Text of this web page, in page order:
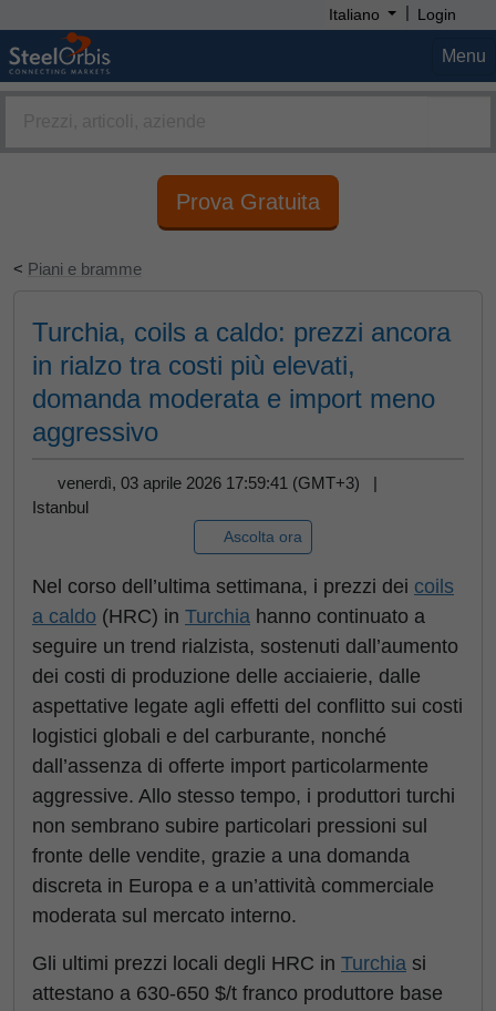
Italiano | Login
Menu
Prova Gratuita
< Piani e bramme
Turchia, coils a caldo: prezzi ancora
in rialzo tra costi più elevati,
domanda moderata e import meno
aggressivo
venerdì, 03 aprile 2026 17:59:41 (GMT+3) |
Istanbul
Ascolta ora
Nel corso dell’ultima settimana, i prezzi dei coils
a caldo (HRC) in Turchia hanno continuato a
seguire un trend rialzista, sostenuti dall’aumento
dei costi di produzione delle acciaierie, dalle
aspettative legate agli effetti del conflitto sui costi
logistici globali e del carburante, nonché
dall’assenza di offerte import particolarmente
aggressive. Allo stesso tempo, i produttori turchi
non sembrano subire particolari pressioni sul
fronte delle vendite, grazie a una domanda
discreta in Europa e a un’attività commerciale
moderata sul mercato interno.
Gli ultimi prezzi locali degli HRC in Turchia si
attestano a 630-650 $/t franco produttore base